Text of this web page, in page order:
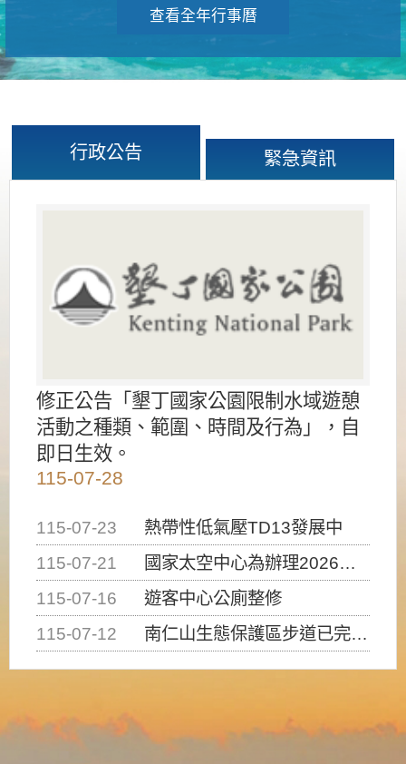
查看全年行事曆
行政公告 緊急資訊
修正公告「墾丁國家公園限制水域遊憩
活動之種類、範圍、時間及行為」，自
即日生效。
115-07-28
115-07-23
熱帶性低氣壓TD13發展中
115-07-21
國家太空中心為辦理2026台灣盃火箭競賽，陸、海、空域警戒及協調相關事宜，因颱風備案事宜
115-07-16
遊客中心公廁整修
115-07-12
南仁山生態保護區步道已完成修復，自115年7月13日（星期一）起恢復開放入園，歡迎民眾依規定申請入園....